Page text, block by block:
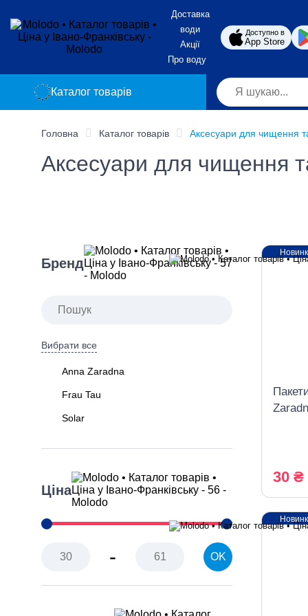
Доставка
води
Акції
Про воду
Доступно в
App Store
Каталог товарів
Головна Каталог товарів Аксесуари для чищення
Аксесуари для чищення
Ціна
- OK
Бренд
Вибрати все
Anna Zaradna
Frau Tau
Solar
30 ₴